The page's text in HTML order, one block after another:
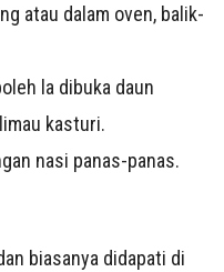
atau dalam oven, balik-
la dibuka daun
kasturi.
nasi panas-panas.
biasanya didapati di